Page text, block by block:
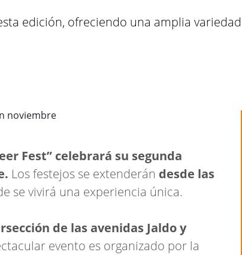
edición, ofreciendo una amplia
Fest” celebrará su segunda
Los festejos se extenderán desde las
se vivirá una experiencia única.
de las avenidas Jaldo y
evento es organizado por la